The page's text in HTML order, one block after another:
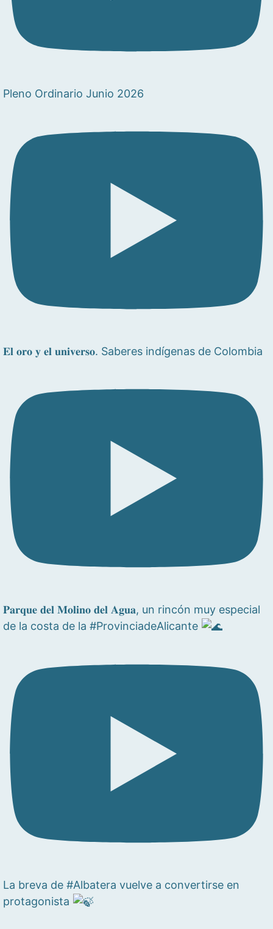
Pleno Ordinario Junio 2026
𝐄𝐥 𝐨𝐫𝐨 𝐲 𝐞𝐥 𝐮𝐧𝐢𝐯𝐞𝐫𝐬𝐨. Saberes indígenas de Colombia
𝐏𝐚𝐫𝐪𝐮𝐞 𝐝𝐞𝐥 𝐌𝐨𝐥𝐢𝐧𝐨 𝐝𝐞𝐥 𝐀𝐠𝐮𝐚, un rincón muy especial
de la costa de la #ProvinciadeAlicante
La breva de #Albatera vuelve a convertirse en
protagonista